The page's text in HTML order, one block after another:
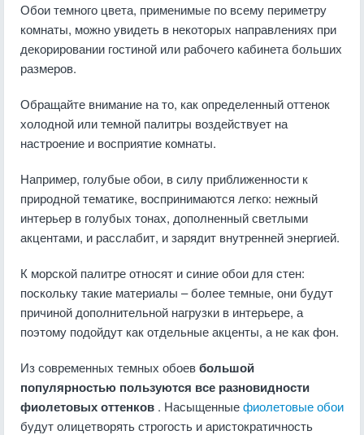
Обои темного цвета, применимые по всему периметру
комнаты, можно увидеть в некоторых направлениях при
декорировании гостиной или рабочего кабинета больших
размеров.
Обращайте внимание на то, как определенный оттенок
холодной или темной палитры воздействует на
настроение и восприятие комнаты.
Например, голубые обои, в силу приближенности к
природной тематике, воспринимаются легко: нежный
интерьер в голубых тонах, дополненный светлыми
акцентами, и расслабит, и зарядит внутренней энергией.
К морской палитре относят и синие обои для стен:
поскольку такие материалы – более темные, они будут
причиной дополнительной нагрузки в интерьере, а
поэтому подойдут как отдельные акценты, а не как фон.
Из современных темных обоевбольшой
популярностью пользуются все разновидности
фиолетовых оттенков . Насыщенныефиолетовые обои
будут олицетворять строгость и аристократичность